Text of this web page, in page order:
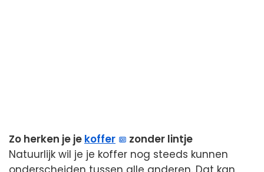
Zo herken je je koffer
zonder lintje
Natuurlijk wil je je koffer nog steeds kunnen